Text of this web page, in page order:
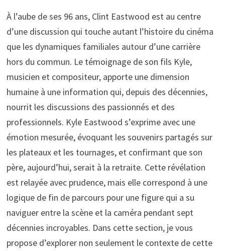
À l’aube de ses 96 ans, Clint Eastwood est au centre
d’une discussion qui touche autant l’histoire du cinéma
que les dynamiques familiales autour d’une carrière
hors du commun. Le témoignage de son fils Kyle,
musicien et compositeur, apporte une dimension
humaine à une information qui, depuis des décennies,
nourrit les discussions des passionnés et des
professionnels. Kyle Eastwood s’exprime avec une
émotion mesurée, évoquant les souvenirs partagés sur
les plateaux et les tournages, et confirmant que son
père, aujourd’hui, serait à la retraite. Cette révélation
est relayée avec prudence, mais elle correspond à une
logique de fin de parcours pour une figure qui a su
naviguer entre la scène et la caméra pendant sept
décennies incroyables. Dans cette section, je vous
propose d’explorer non seulement le contexte de cette